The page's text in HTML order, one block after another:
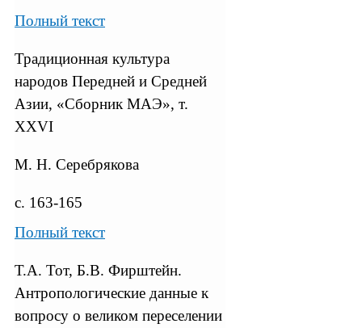
Полный текст
Традиционная культура
народов Передней и Средней
Азии, «Сборник МАЭ», т.
XXVI
М. Н. Серебрякова
с. 163-165
Полный текст
Т.А. Тот, Б.В. Фирштейн.
Антропологические данные к
вопросу о великом переселении